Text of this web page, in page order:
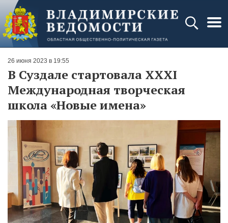
26 июня 2023 в 19:55
В Суздале стартовала XXХI
Международная творческая
школа «Новые имена»